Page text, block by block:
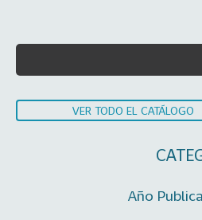
VER TODO EL CATÁLOGO
Año